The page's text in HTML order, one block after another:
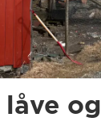
låve og